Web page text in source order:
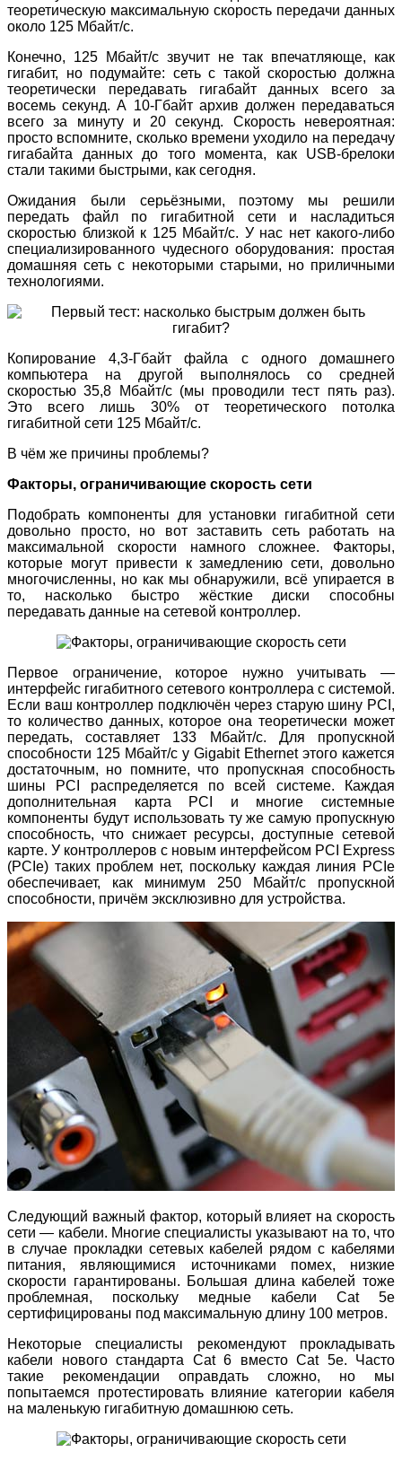
теоретическую максимальную скорость передачи данных
около 125 Мбайт/с.
Конечно, 125 Мбайт/с звучит не так впечатляюще, как
гигабит, но подумайте: сеть с такой скоростью должна
теоретически передавать гигабайт данных всего за
восемь секунд. А 10-Гбайт архив должен передаваться
всего за минуту и 20 секунд. Скорость невероятная:
просто вспомните, сколько времени уходило на передачу
гигабайта данных до того момента, как USB-брелоки
стали такими быстрыми, как сегодня.
Ожидания были серьёзными, поэтому мы решили
передать файл по гигабитной сети и насладиться
скоростью близкой к 125 Мбайт/с. У нас нет какого-либо
специализированного чудесного оборудования: простая
домашняя сеть с некоторыми старыми, но приличными
технологиями.
Копирование 4,3-Гбайт файла с одного домашнего
компьютера на другой выполнялось со средней
скоростью 35,8 Мбайт/с (мы проводили тест пять раз).
Это всего лишь 30% от теоретического потолка
гигабитной сети 125 Мбайт/с.
В чём же причины проблемы?
Факторы, ограничивающие скорость сети
Подобрать компоненты для установки гигабитной сети
довольно просто, но вот заставить сеть работать на
максимальной скорости намного сложнее. Факторы,
которые могут привести к замедлению сети, довольно
многочисленны, но как мы обнаружили, всё упирается в
то, насколько быстро жёсткие диски способны
передавать данные на сетевой контроллер.
Первое ограничение, которое нужно учитывать —
интерфейс гигабитного сетевого контроллера с системой.
Если ваш контроллер подключён через старую шину PCI,
то количество данных, которое она теоретически может
передать, составляет 133 Мбайт/с. Для пропускной
способности 125 Мбайт/с у Gigabit Ethernet этого кажется
достаточным, но помните, что пропускная способность
шины PCI распределяется по всей системе. Каждая
дополнительная карта PCI и многие системные
компоненты будут использовать ту же самую пропускную
способность, что снижает ресурсы, доступные сетевой
карте. У контроллеров с новым интерфейсом PCI Express
(PCIe) таких проблем нет, поскольку каждая линия PCIe
обеспечивает, как минимум 250 Мбайт/с пропускной
способности, причём эксклюзивно для устройства.
Следующий важный фактор, который влияет на скорость
сети — кабели. Многие специалисты указывают на то, что
в случае прокладки сетевых кабелей рядом с кабелями
питания, являющимися источниками помех, низкие
скорости гарантированы. Большая длина кабелей тоже
проблемная, поскольку медные кабели Cat 5e
сертифицированы под максимальную длину 100 метров.
Некоторые специалисты рекомендуют прокладывать
кабели нового стандарта Cat 6 вместо Cat 5e. Часто
такие рекомендации оправдать сложно, но мы
попытаемся протестировать влияние категории кабеля
на маленькую гигабитную домашнюю сеть.